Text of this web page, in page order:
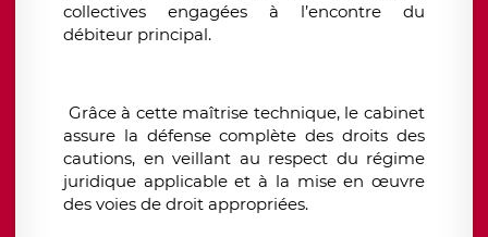
collectives engagées à l’encontre du
débiteur principal.
Grâce à cette maîtrise technique, le cabinet
assure la défense complète des droits des
cautions, en veillant au respect du régime
juridique applicable et à la mise en œuvre
des voies de droit appropriées.